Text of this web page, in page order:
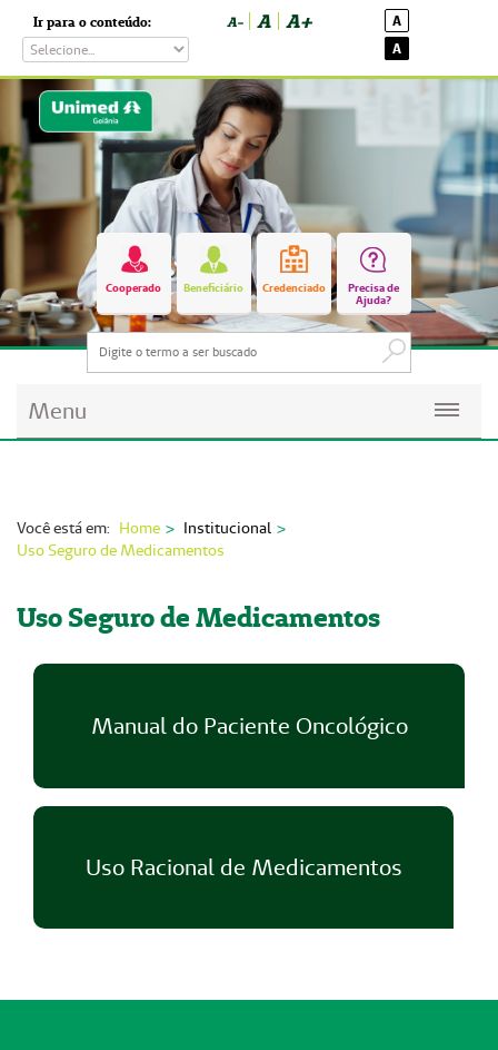
Ir para o conteúdo: A- A A+
A
A
Cooperado Beneficiário Credenciado
Precisa de
Ajuda?
Menu
Serviços On-line
Imprensa
Você está em: Home
Institucional
Uso Seguro de Medicamentos
Uso Seguro de Medicamentos
Manual do Paciente Oncológico
Uso Racional de Medicamentos